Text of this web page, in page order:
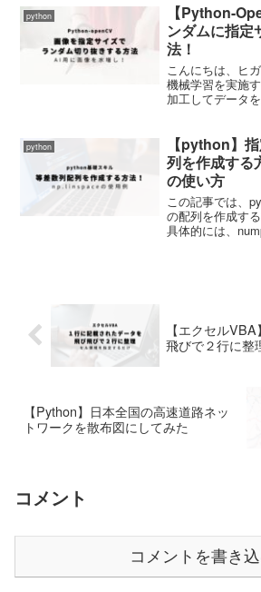
っそくやってい
コーダー(Au...
python
【Python-
ンダムに指定
法！
こんにちは、ヒ
機械学習を実施
加工してデータ
ジでは、その水
既存の...
python
【python】
列を作成す
の使い方
この記事では、
の配列を作成す
具体的には、
【エクセル
飛びで２行に整
【Python】日本全国の高速道路ネッ
トワークを散布図にしてみた
コメント
コメントを書き